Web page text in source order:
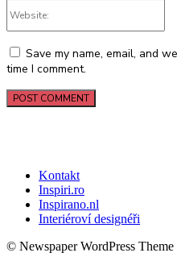
Save my name, email, and
time I comment.
Kontakt
Inspiri.ro
Inspirano.nl
Interiéroví designéři
© Newspaper WordPress